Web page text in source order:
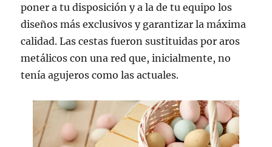
poner a tu disposición y a la de tu equipo los
diseños más exclusivos y garantizar la máxima
calidad. Las cestas fueron sustituidas por aros
metálicos con una red que, inicialmente, no
tenía agujeros como las actuales.